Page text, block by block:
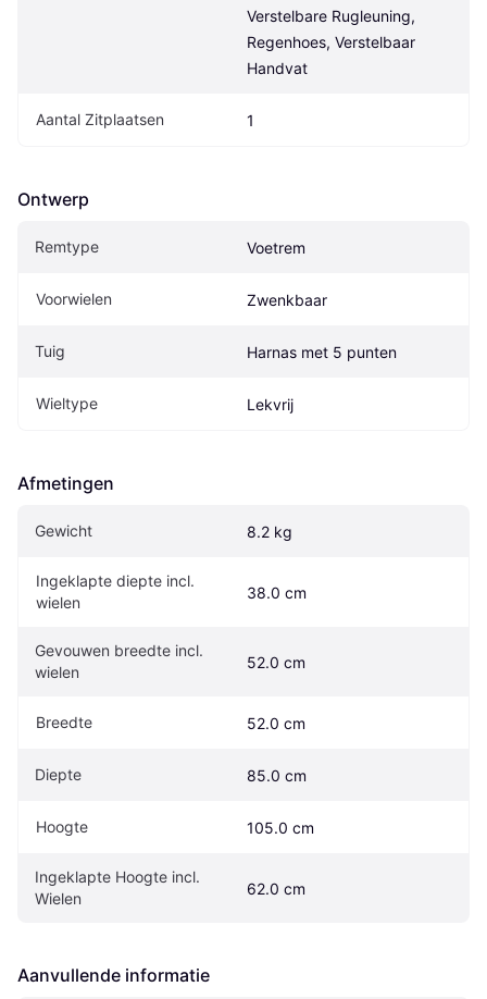
Verstelbare Rugleuning,
Regenhoes, Verstelbaar
Handvat
Aantal Zitplaatsen 1
Ontwerp
Remtype Voetrem
Voorwielen Zwenkbaar
Tuig Harnas met 5 punten
Wieltype Lekvrij
Afmetingen
Gewicht 8.2 kg
Ingeklapte diepte incl.
wielen
38.0 cm
Gevouwen breedte incl.
wielen
52.0 cm
Breedte 52.0 cm
Diepte 85.0 cm
Hoogte 105.0 cm
Ingeklapte Hoogte incl.
Wielen
62.0 cm
Aanvullende informatie